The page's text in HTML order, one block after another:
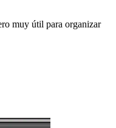
muy útil para organizar